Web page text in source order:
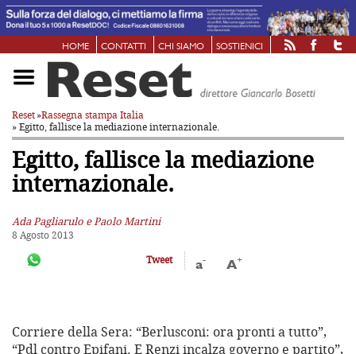
HOME CONTATTI CHI SIAMO SOSTIENICI
Reset»Rassegna stampa Italia
» Egitto, fallisce la mediazione internazionale.
Egitto, fallisce la mediazione
internazionale.
Ada Pagliarulo e Paolo Martini
8 Agosto 2013
Tweet
a- A+
Corriere della Sera: “Berlusconi: ora pronti a tutto”,
“Pdl contro Epifani. E Renzi incalza governo e partito”,